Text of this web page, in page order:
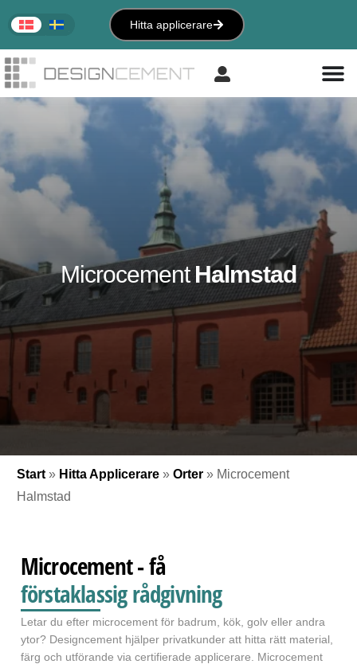
Hitta applicerare
Microcement Halmstad
Start» Hitta Applicerare» Orter» Microcement
Halmstad
Microcement - få
förstaklassig rådgivning
Letar du efter microcement för badrum, kök, golv eller andra
ytor? Designcement hjälper privatkunder att hitta rätt material,
färg och utförande via certifierade applicerare. Microcement